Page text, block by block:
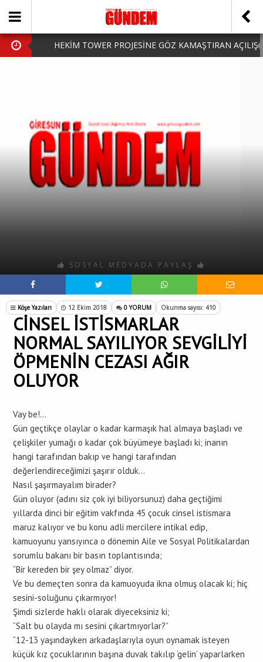
HEKİM TOWER PROJESİNE GÖZ KAMAŞTIRAN AÇILIŞ
HARUN CİCİ: VİDEOYU GÖRÜNCE GÖZLERİM DOLDU
SOSYAL MEDYADA PAYLAŞ
Köşe Yazıları 12 Ekim 2018 0 YORUM Okunma sayısı: 410
CİNSEL İSTİSMARLAR
NORMAL SAYILIYOR SEVGİLİYİ
ÖPMENİN CEZASI AĞIR
OLUYOR
Vay be!…
Gün geçtikçe olaylar o kadar karmaşık hal almaya başladı ve
çelişkiler yumağı o kadar çok büyümeye başladı ki; inanın
hangi tarafından bakıp ve hangi tarafından
değerlendireceğimizi şaşırır olduk…
Nasıl şaşırmayalım birader?
Gün oluyor (adını siz çok iyi biliyorsunuz) daha geçtiğimi
yıllarda dinci bir eğitim vakfında 45 çocuk cinsel istismara
maruz kalıyor ve bu konu adli mercilere intikal edip,
kamuoyunu yansıyınca o dönemin Aile ve Sosyal Politikalardan
sorumlu bakanı bir basın toplantısında;
“Bir kereden bir şey olmaz” diyor.
Ve bu demeçten sonra da kamuoyuda ikna olmuş olacak ki; hiç
sesini-soluğunu çıkarmıyor!
Şimdi sizlerde haklı olarak diyeceksiniz ki;
“Salt bu olayda mı sesini çıkartmıyorlar?”
“12-13 yaşındayken arkadaşlarıyla oyun oynamak isteyen
küçük kız çocuklarının başına duvak takılıp ‘gelin’ yaparlarken